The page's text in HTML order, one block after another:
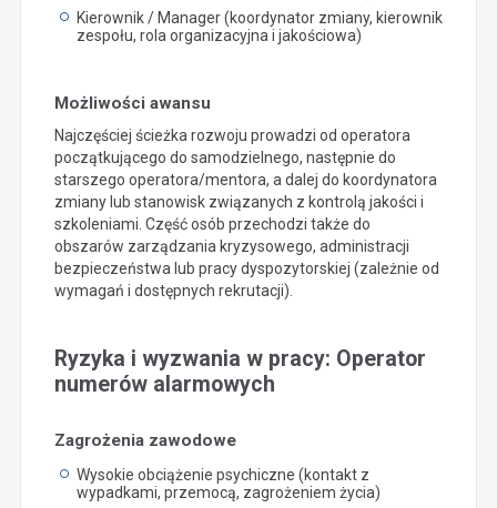
Kierownik / Manager (koordynator zmiany, kierownik
zespołu, rola organizacyjna i jakościowa)
Możliwości awansu
Najczęściej ścieżka rozwoju prowadzi od operatora
początkującego do samodzielnego, następnie do
starszego operatora/mentora, a dalej do koordynatora
zmiany lub stanowisk związanych z kontrolą jakości i
szkoleniami. Część osób przechodzi także do
obszarów zarządzania kryzysowego, administracji
bezpieczeństwa lub pracy dyspozytorskiej (zależnie od
wymagań i dostępnych rekrutacji).
Ryzyka i wyzwania w pracy: Operator
numerów alarmowych
Zagrożenia zawodowe
Wysokie obciążenie psychiczne (kontakt z
wypadkami, przemocą, zagrożeniem życia)